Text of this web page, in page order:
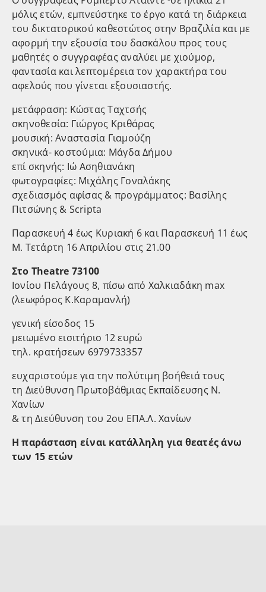
μόλις ετών, εμπνεύστηκε το έργο κατά τη διάρκεια
του δικτατορικού καθεστώτος στην Βραζιλία και με
αφορμή την εξουσία του δασκάλου προς τους
μαθητές ο συγγραφέας αναλύει με χιούμορ,
φαντασία και λεπτομέρεια τον χαρακτήρα του
αφελούς που γίνεται εξουσιαστής.
μετάφραση: Kώστας Ταχτσής
σκηνοθεσία: Γιώργος Κριθάρας
μουσική: Αναστασία Γιαμούζη
σκηνικά- κοστούμια: Μάγδα Δήμου
επί σκηνής: Ιώ Ασηθιανάκη
φωτογραφίες: Μιχάλης Γοναλάκης
σχεδιασμός αφίσας & προγράμματος: Βασίλης
Πιτσώνης & Scripta
Παρασκευή 4 έως Κυριακή 6 και Παρασκευή 11 έως
Μ. Τετάρτη 16 Απριλίου στις 21.00
Στο Theatre 73100
Ιονίου Πελάγους 8, πίσω από Χαλκιαδάκη max
(λεωφόρος K.Καραμανλή)
γενική είσοδος 15
μειωμένο εισιτήριο 12 ευρώ
τηλ. κρατήσεων 6979733357
ευχαριστούμε για την πολύτιμη βοήθειά τους
τη Διεύθυνση Πρωτοβάθμιας Εκπαίδευσης Ν.
Χανίων
& τη Διεύθυνση του 2ου ΕΠΑ.Λ. Χανίων
Η παράσταση είναι κατάλληλη για θεατές άνω
των 15 ετών